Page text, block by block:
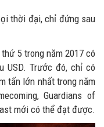
thời đại, chỉ đứng sau
5 trong năm 2017 có
USD. Trước đó, chỉ có
tấn lớn nhất trong năm
Guardians of
mới có thể đạt được.